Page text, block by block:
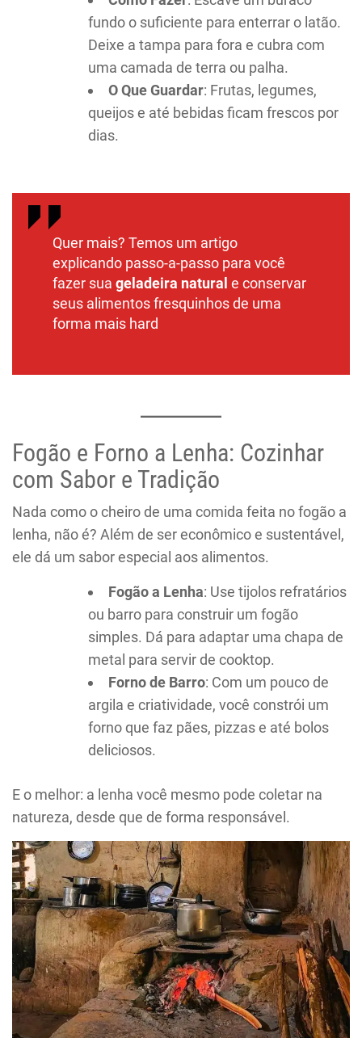
fundo o suficiente para enterrar o latão.
Deixe a tampa para fora e cubra com
uma camada de terra ou palha.
O Que Guardar: Frutas, legumes,
queijos e até bebidas ficam frescos por
dias.
Quer mais? Temos um artigo
explicando passo-a-passo para você
fazer sua geladeira natural e conservar
seus alimentos fresquinhos de uma
forma mais hard
Fogão e Forno a Lenha: Cozinhar
com Sabor e Tradição
Nada como o cheiro de uma comida feita no fogão a
lenha, não é? Além de ser econômico e sustentável,
ele dá um sabor especial aos alimentos.
Fogão a Lenha: Use tijolos refratários
ou barro para construir um fogão
simples. Dá para adaptar uma chapa de
metal para servir de cooktop.
Forno de Barro: Com um pouco de
argila e criatividade, você constrói um
forno que faz pães, pizzas e até bolos
deliciosos.
E o melhor: a lenha você mesmo pode coletar na
natureza, desde que de forma responsável.